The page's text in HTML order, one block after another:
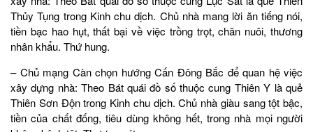
Thủy Tụng trong Kinh chu dịch. Chủ nhà mang lời ăn tiếng nói,
tiền bạc hao hụt, thất bại về việc trồng trọt, chăn nuôi, thương
nhân khẩu. Thứ hung.
– Chủ mạng Càn chọn hướng Cấn Đông Bắc để quan hệ việc
xây dựng nhà: Theo Bát quái đồ số thuộc cung Thiên Y là quẻ
Thiên Sơn Độn trong Kinh chu dịch. Chủ nhà giàu sang tột bậc,
tiền của chất đống, tiêu dùng không hết, trong nhà mọi người